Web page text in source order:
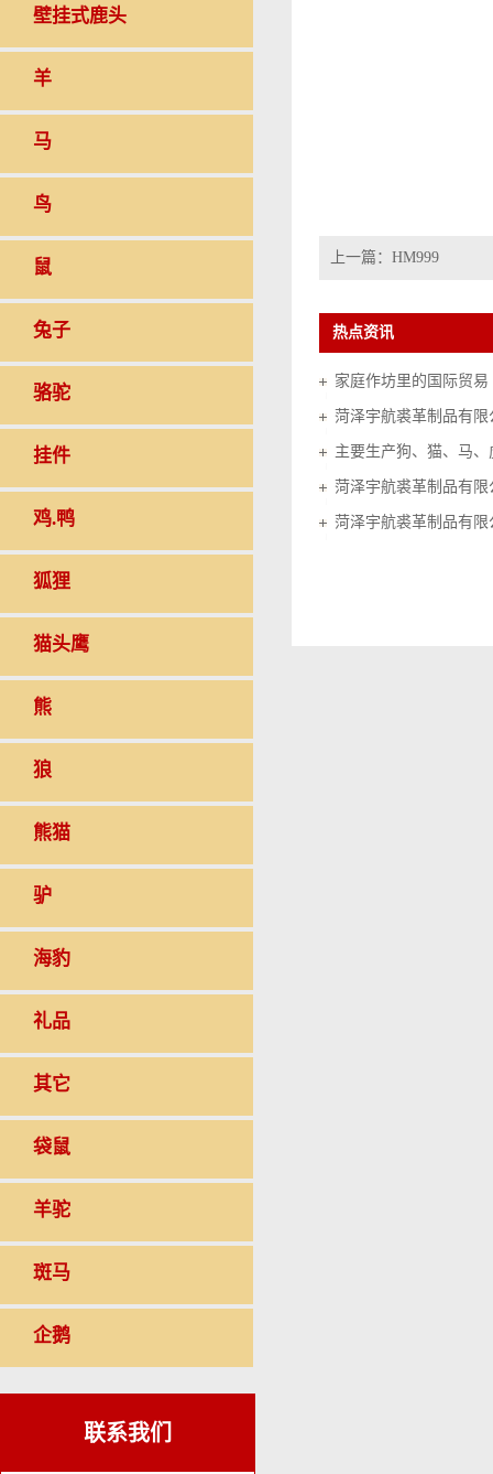
壁挂式鹿头
羊
马
鸟
鼠
兔子
骆驼
挂件
鸡.鸭
狐狸
猫头鹰
熊
狼
熊猫
驴
海豹
礼品
其它
袋鼠
羊驼
斑马
企鹅
联系我们
上一篇： HM999
热点资讯
家庭作坊里的国际贸易
菏泽宇航裘革制品有
菏泽宇航裘革制品有限
菏泽宇航裘革制品有限